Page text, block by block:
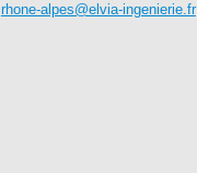
rhone-alpes@elvia-ingenierie.fr